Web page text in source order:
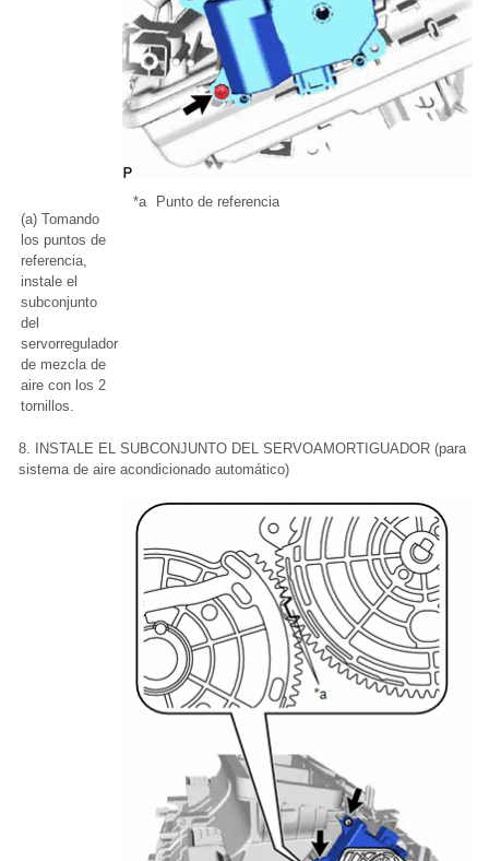
(a) Tomando
los puntos de
referencia,
instale el
subconjunto
del
servorregulador
de mezcla de
aire con los 2
tornillos.
*a Punto de referencia
8. INSTALE EL SUBCONJUNTO DEL SERVOAMORTIGUADOR (para
sistema de aire acondicionado automático)